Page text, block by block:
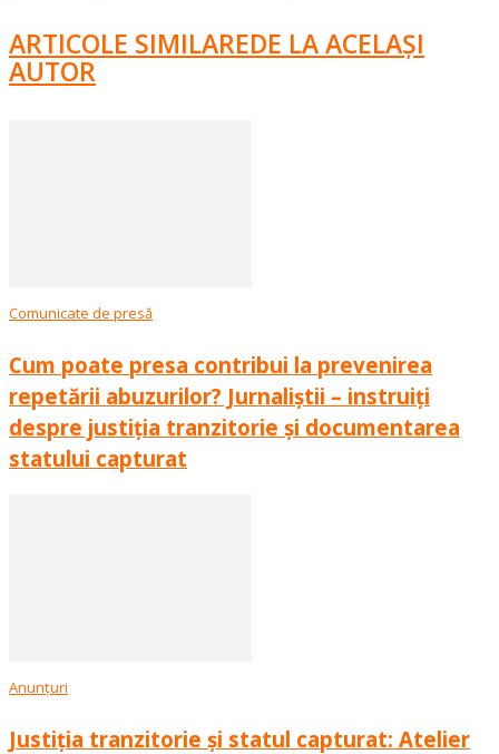
ARTICOLE SIMILAREDE LA ACELAȘI
AUTOR
Comunicate de presă
Cum poate presa contribui la prevenirea
repetării abuzurilor? Jurnaliștii – instruiți
despre justiția tranzitorie și documentarea
statului capturat
Anunțuri
Justiția tranzitorie și statul capturat: Atelier